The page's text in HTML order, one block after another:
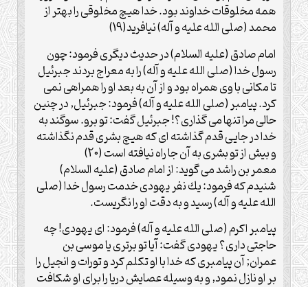
همه مخلوقات خداوند بود. خدا هيچ مخلوقى را بهتر از
محمد (صلی الله علیه و آله) نيافريد(19)
امام صادق (علیه السلام) در حديث ديگرى فرمود: چون
رسول خدا (صلی الله علیه و آله) را به معراج بردند جبرئيل
تا مكانى با وى همراه بود و از آن به بعد او را همراهى نمى
كرد. پيامبر (صلی الله علیه و آله) فرمود: جبرئيل, در چنين
حالى مرا تنها مى گذارى؟! جبرئيل گفت: تو برو. سوگند به
خدا در جايى قدم گذاشته اى كه هيچ بشرى قدم نگذاشته
و بيش از تو بشرى به آن جا راه نيافته است (20)
معمر بن راشد مى گويد: از امام صادق (علیه السلام)
شنيدم كه فرمود: يك نفر يهودى خدمت رسول خدا (صلی
الله علیه و آله) رسيد و به دقت او را نگريست.
پيامبر اكرم (صلی الله علیه و آله) فرمود: اى يهودى! چه
حاجتى دارى؟ يهودى گفت: آيا تو برترى يا موسى بن
عمران; آن پيامبرى كه خدا با او تكلم كرد و تورات و انجيل را
بر او نازل نمود, و به وسيله عصايش دريا را براى او شكافت